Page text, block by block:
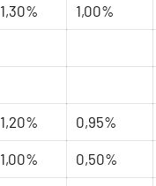
1,30% 1,00%
1,20% 0,95%
1,00% 0,50%